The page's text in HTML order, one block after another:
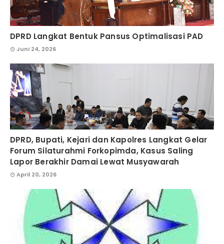
DPRD Langkat Bentuk Pansus Optimalisasi PAD
Juni 24, 2026
DPRD, Bupati, Kejari dan Kapolres Langkat Gelar
Forum Silaturahmi Forkopimda, Kasus Saling
Lapor Berakhir Damai Lewat Musyawarah
April 20, 2026